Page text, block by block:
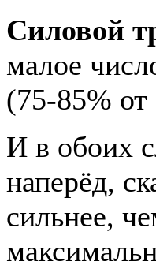
Силовой
малое
(75-85%
И в обоих
наперёд,
сильнее,